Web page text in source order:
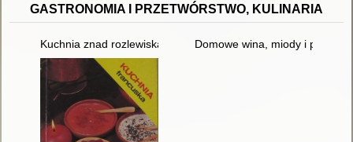
GASTRONOMIA I PRZETWÓRSTWO, KULINARIA
Kuchnia znad rozlewiska Przepisy autorki i jej brata
Domowe wina, miody i piwa